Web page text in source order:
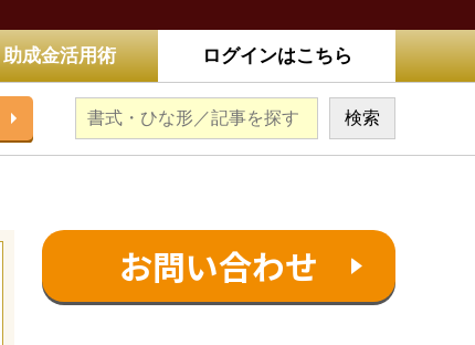
助成金活用術 ログインはこちら
お問い合わせ